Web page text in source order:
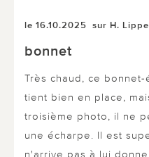
le 16.10.2025 sur H.
bonnet
Très chaud, ce
tient bien en place,
troisième photo, il ne
une écharpe. Il est
n'arrive pas à lui